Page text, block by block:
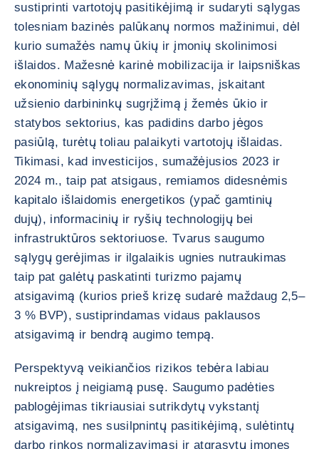
sustiprinti vartotojų pasitikėjimą ir sudaryti sąlygas
tolesniam bazinės palūkanų normos mažinimui, dėl
kurio sumažės namų ūkių ir įmonių skolinimosi
išlaidos. Mažesnė karinė mobilizacija ir laipsniškas
ekonominių sąlygų normalizavimas, įskaitant
užsienio darbininkų sugrįžimą į žemės ūkio ir
statybos sektorius, kas padidins darbo jėgos
pasiūlą, turėtų toliau palaikyti vartotojų išlaidas.
Tikimasi, kad investicijos, sumažėjusios 2023 ir
2024 m., taip pat atsigaus, remiamos didesnėmis
kapitalo išlaidomis energetikos (ypač gamtinių
dujų), informacinių ir ryšių technologijų bei
infrastruktūros sektoriuose. Tvarus saugumo
sąlygų gerėjimas ir ilgalaikis ugnies nutraukimas
taip pat galėtų paskatinti turizmo pajamų
atsigavimą (kurios prieš krizę sudarė maždaug 2,5–
3 % BVP), sustiprindamas vidaus paklausos
atsigavimą ir bendrą augimo tempą.
Perspektyvą veikiančios rizikos tebėra labiau
nukreiptos į neigiamą pusę. Saugumo padėties
pablogėjimas tikriausiai sutrikdytų vykstantį
atsigavimą, nes susilpnintų pasitikėjimą, sulėtintų
darbo rinkos normalizavimąsi ir atgrasytų įmones